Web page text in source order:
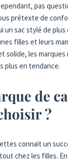
pas
prétexte de
un sac stylé de
filles et leurs
solide, les
plus en tendance.
de
?
connait un
chez les filles.